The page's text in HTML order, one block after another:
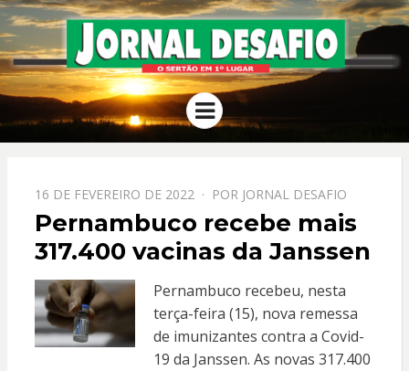
JORNAL
DESAFIO
O Sertão em 1º Lugar
Menu
PPOSTADO
EM
16 DE FEVEREIRO DE 2022 POR JORNAL DESAFIO
Pernambuco recebe mais
317.400 vacinas da Janssen
Pernambuco recebeu, nesta
terça-feira (15), nova remessa
de imunizantes contra a Covid-
19 da Janssen. As novas 317.400